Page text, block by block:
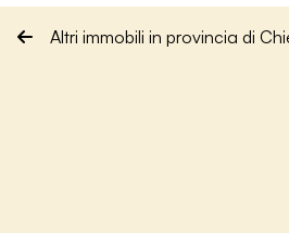
Altri immobili in provincia di